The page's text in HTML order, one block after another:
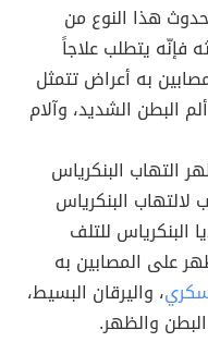
حدوث هذا النوع من
فإنّه يتطلب علاجاً
به أعراض تتمثل
البطن الشديد، وآلام
التهاب البنكرياس
البنكرياس
البنكرياس للتلف
على المصابين به
، واليرقان البسيط،
والظهر.